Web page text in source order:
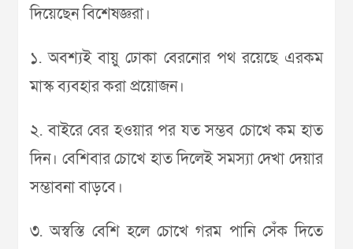
দিয়েছেন বিশেষজ্ঞরা।
১. অবশ্যই বায়ু ঢোকা বেরনোর পথ রয়েছে এরকম
মাস্ক ব্যবহার করা প্রয়োজন।
২. বাইরে বের হওয়ার পর যত সম্ভব চোখে কম হাত
দিন। বেশিবার চোখে হাত দিলেই সমস্যা দেখা দেয়ার
সম্ভাবনা বাড়বে।
৩. অস্বস্তি বেশি হলে চোখে গরম পানি সেঁক দিতে